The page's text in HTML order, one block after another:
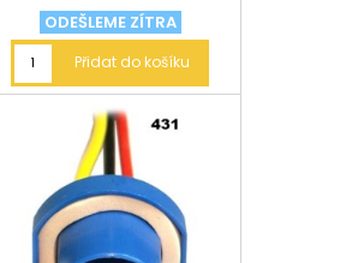
ODEŠLEME ZÍTRA
Přidat do košíku